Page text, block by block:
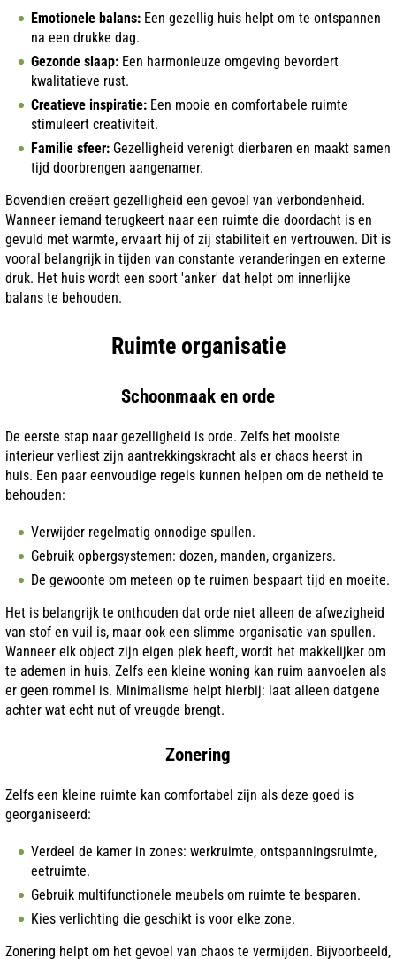
Emotionele balans: Een gezellig huis helpt om te ontspannen
na een drukke dag.
Gezonde slaap: Een harmonieuze omgeving bevordert
kwalitatieve rust.
Creatieve inspiratie: Een mooie en comfortabele ruimte
stimuleert creativiteit.
Familie sfeer: Gezelligheid verenigt dierbaren en maakt samen
tijd doorbrengen aangenamer.
Bovendien creëert gezelligheid een gevoel van verbondenheid.
Wanneer iemand terugkeert naar een ruimte die doordacht is en
gevuld met warmte, ervaart hij of zij stabiliteit en vertrouwen. Dit is
vooral belangrijk in tijden van constante veranderingen en externe
druk. Het huis wordt een soort 'anker' dat helpt om innerlijke
balans te behouden.
Ruimte organisatie
Schoonmaak en orde
De eerste stap naar gezelligheid is orde. Zelfs het mooiste
interieur verliest zijn aantrekkingskracht als er chaos heerst in
huis. Een paar eenvoudige regels kunnen helpen om de netheid te
behouden:
Verwijder regelmatig onnodige spullen.
Gebruik opbergsystemen: dozen, manden, organizers.
De gewoonte om meteen op te ruimen bespaart tijd en moeite.
Het is belangrijk te onthouden dat orde niet alleen de afwezigheid
van stof en vuil is, maar ook een slimme organisatie van spullen.
Wanneer elk object zijn eigen plek heeft, wordt het makkelijker om
te ademen in huis. Zelfs een kleine woning kan ruim aanvoelen als
er geen rommel is. Minimalisme helpt hierbij: laat alleen datgene
achter wat echt nut of vreugde brengt.
Zonering
Zelfs een kleine ruimte kan comfortabel zijn als deze goed is
georganiseerd:
Verdeel de kamer in zones: werkruimte, ontspanningsruimte,
eetruimte.
Gebruik multifunctionele meubels om ruimte te besparen.
Kies verlichting die geschikt is voor elke zone.
Zonering helpt om het gevoel van chaos te vermijden. Bijvoorbeeld,